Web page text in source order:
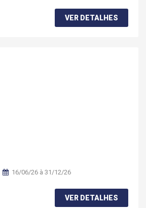
VER DETALHES
16/06/26 à 31/12/26
VER DETALHES